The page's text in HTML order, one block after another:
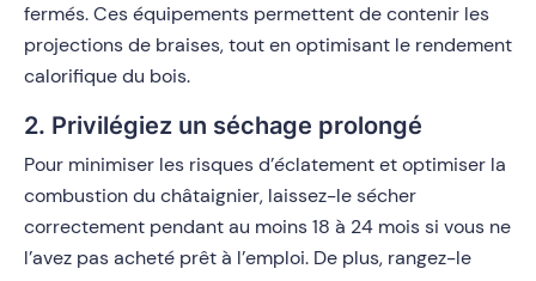
fermés. Ces équipements permettent de contenir les
projections de braises, tout en optimisant le rendement
calorifique du bois.
2. Privilégiez un séchage prolongé
Pour minimiser les risques d’éclatement et optimiser la
combustion du châtaignier, laissez-le sécher
correctement pendant au moins 18 à 24 mois si vous ne
l’avez pas acheté prêt à l’emploi. De plus, rangez-le